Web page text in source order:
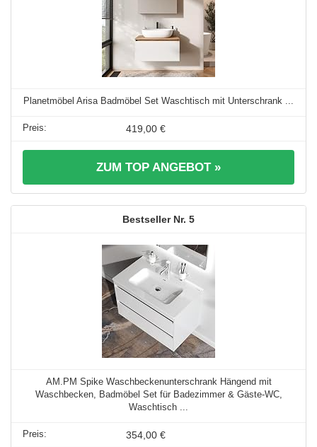
Planetmöbel Arisa Badmöbel Set Waschtisch mit Unterschrank ...
419,00 €
ZUM TOP ANGEBOT »
5
AM.PM Spike Waschbeckenunterschrank Hängend mit
Waschbecken, Badmöbel Set für Badezimmer & Gäste-WC,
Waschtisch ...
354,00 €